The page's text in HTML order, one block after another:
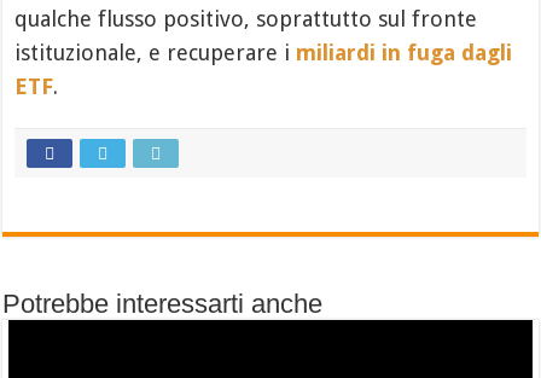
qualche flusso positivo, soprattutto sul fronte
istituzionale, e recuperare i miliardi in fuga dagli
ETF.
Potrebbe interessarti anche